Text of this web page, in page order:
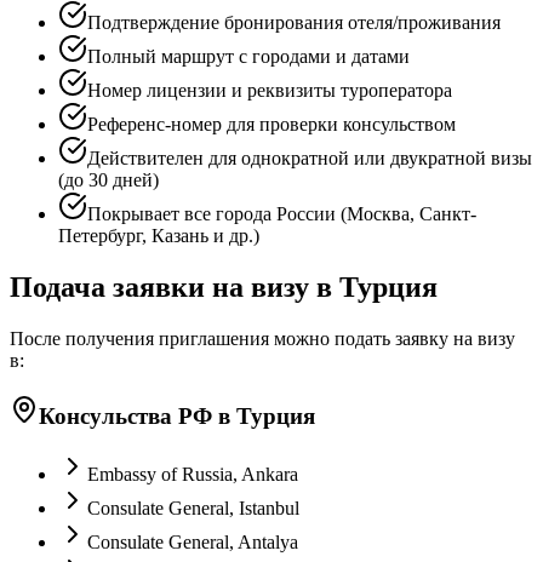
Подтверждение бронирования отеля/проживания
Полный маршрут с городами и датами
Номер лицензии и реквизиты туроператора
Референс-номер для проверки консульством
Действителен для однократной или двукратной визы
(до 30 дней)
Покрывает все города России (Москва, Санкт-
Петербург, Казань и др.)
Подача заявки на визу в Турция
После получения приглашения можно подать заявку на визу
в:
Консульства РФ в Турция
Embassy of Russia, Ankara
Consulate General, Istanbul
Consulate General, Antalya